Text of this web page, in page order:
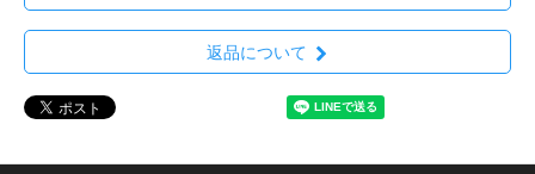
返品について